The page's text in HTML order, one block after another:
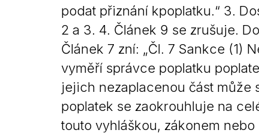
podat přiznání kpoplatku.“ 3.
2 a 3. 4. Článek 9 se zrušuje.
Článek 7 zní: „Čl. 7 Sankce (1)
vyměří správce poplatku
jejich nezaplacenou část může
poplatek se zaokrouhluje na
touto vyhláškou, zákonem